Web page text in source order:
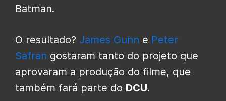
Batman.
O resultado? James Gunn e Peter
Safran gostaram tanto do projeto que
aprovaram a produção do filme, que
também fará parte do DCU.